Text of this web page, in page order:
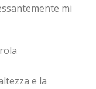
mi
e la